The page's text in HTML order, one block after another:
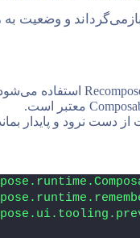
و وضعیت به